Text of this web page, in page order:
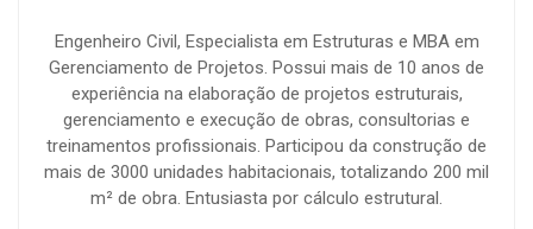
Engenheiro Civil, Especialista em Estruturas e MBA em
Gerenciamento de Projetos. Possui mais de 10 anos de
experiência na elaboração de projetos estruturais,
gerenciamento e execução de obras, consultorias e
treinamentos profissionais. Participou da construção de
mais de 3000 unidades habitacionais, totalizando 200 mil
m² de obra. Entusiasta por cálculo estrutural.